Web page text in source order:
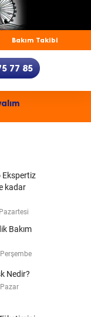
Bakım Takibi
77 85
Ekspertiz
kadar
Bakım
Nedir?